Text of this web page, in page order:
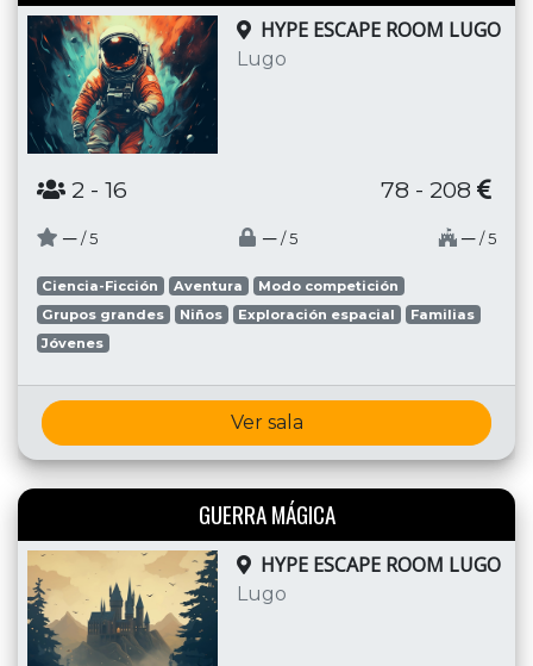
HYPE ESCAPE ROOM LUGO
Lugo
2 - 16 78 - 208
─ / 5 ─ / 5 ─ / 5
Ciencia-Ficción Aventura
Modo competición
Grupos grandes
Niños Exploración espacial
Familias
Jóvenes
Ver sala
GUERRA MÁGICA
HYPE ESCAPE ROOM LUGO
Lugo